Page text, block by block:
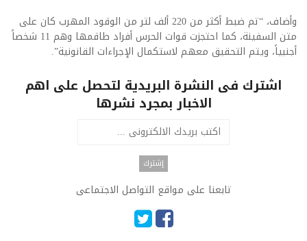
وأضاف، “تم ضبط أكثر من 220 ألف لتر من الوقود المهرب كان على
متن السفينة، كما احتجزت قوات الحرس أفراد طاقمها وهم 11 شخصاً
أجنبياً، ويتم التحقيق معهم لاستكمال الإجراءات القانونية”.​
اشترك فى النشرة البريدية لتحصل على اهم
الاخبار بمجرد نشرها
تابعنا على مواقع التواصل الاجتماعى